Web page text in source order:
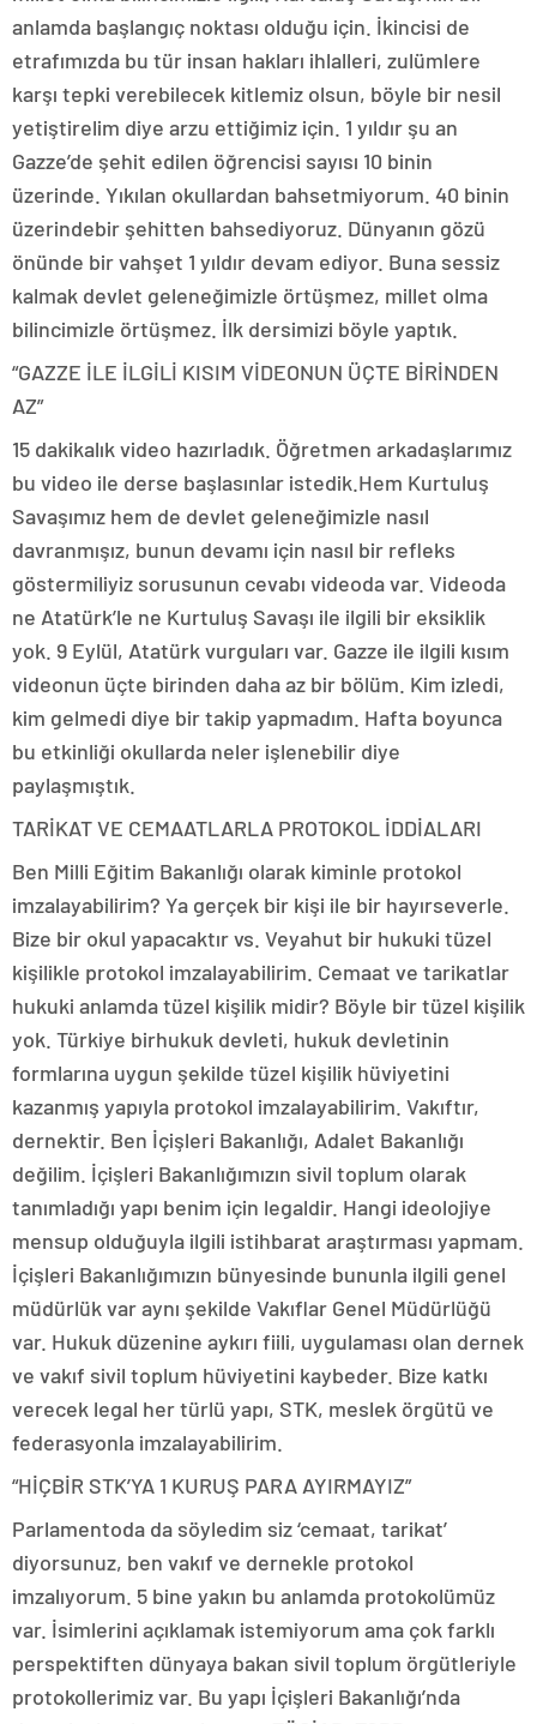
anlamda başlangıç noktası olduğu için. İkincisi de
etrafımızda bu tür insan hakları ihlalleri, zulümlere
karşı tepki verebilecek kitlemiz olsun, böyle bir nesil
yetiştirelim diye arzu ettiğimiz için. 1 yıldır şu an
Gazze’de şehit edilen öğrencisi sayısı 10 binin
üzerinde. Yıkılan okullardan bahsetmiyorum. 40 binin
üzerindebir şehitten bahsediyoruz. Dünyanın gözü
önünde bir vahşet 1 yıldır devam ediyor. Buna sessiz
kalmak devlet geleneğimizle örtüşmez, millet olma
bilincimizle örtüşmez. İlk dersimizi böyle yaptık.
“GAZZE İLE İLGİLİ KISIM VİDEONUN ÜÇTE BİRİNDEN
AZ”
15 dakikalık video hazırladık. Öğretmen arkadaşlarımız
bu video ile derse başlasınlar istedik.Hem Kurtuluş
Savaşımız hem de devlet geleneğimizle nasıl
davranmışız, bunun devamı için nasıl bir refleks
göstermiliyiz sorusunun cevabı videoda var. Videoda
ne Atatürk’le ne Kurtuluş Savaşı ile ilgili bir eksiklik
yok. 9 Eylül, Atatürk vurguları var. Gazze ile ilgili kısım
videonun üçte birinden daha az bir bölüm. Kim izledi,
kim gelmedi diye bir takip yapmadım. Hafta boyunca
bu etkinliği okullarda neler işlenebilir diye
paylaşmıştık.
TARİKAT VE CEMAATLARLA PROTOKOL İDDİALARI
Ben Milli Eğitim Bakanlığı olarak kiminle protokol
imzalayabilirim? Ya gerçek bir kişi ile bir hayırseverle.
Bize bir okul yapacaktır vs. Veyahut bir hukuki tüzel
kişilikle protokol imzalayabilirim. Cemaat ve tarikatlar
hukuki anlamda tüzel kişilik midir? Böyle bir tüzel kişilik
yok. Türkiye birhukuk devleti, hukuk devletinin
formlarına uygun şekilde tüzel kişilik hüviyetini
kazanmış yapıyla protokol imzalayabilirim. Vakıftır,
dernektir. Ben İçişleri Bakanlığı, Adalet Bakanlığı
değilim. İçişleri Bakanlığımızın sivil toplum olarak
tanımladığı yapı benim için legaldir. Hangi ideolojiye
mensup olduğuyla ilgili istihbarat araştırması yapmam.
İçişleri Bakanlığımızın bünyesinde bununla ilgili genel
müdürlük var aynı şekilde Vakıflar Genel Müdürlüğü
var. Hukuk düzenine aykırı fiili, uygulaması olan dernek
ve vakıf sivil toplum hüviyetini kaybeder. Bize katkı
verecek legal her türlü yapı, STK, meslek örgütü ve
federasyonla imzalayabilirim.
“HİÇBİR STK’YA 1 KURUŞ PARA AYIRMAYIZ”
Parlamentoda da söyledim siz ‘cemaat, tarikat’
diyorsunuz, ben vakıf ve dernekle protokol
imzalıyorum. 5 bine yakın bu anlamda protokolümüz
var. İsimlerini açıklamak istemiyorum ama çok farklı
perspektiften dünyaya bakan sivil toplum örgütleriyle
protokollerimiz var. Bu yapı İçişleri Bakanlığı’nda